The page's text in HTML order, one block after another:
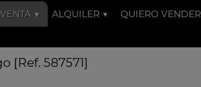
VENTA ALQUILER QUIERO VENDER
[Ref. 587571]